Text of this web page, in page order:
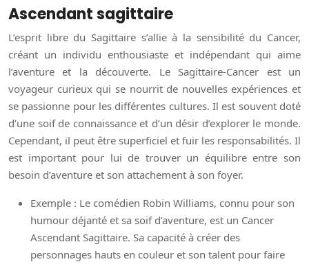
Ascendant sagittaire
L’esprit libre du Sagittaire s’allie à la sensibilité du Cancer,
créant un individu enthousiaste et indépendant qui aime
l’aventure et la découverte. Le Sagittaire-Cancer est un
voyageur curieux qui se nourrit de nouvelles expériences et
se passionne pour les différentes cultures. Il est souvent doté
d’une soif de connaissance et d’un désir d’explorer le monde.
Cependant, il peut être superficiel et fuir les responsabilités. Il
est important pour lui de trouver un équilibre entre son
besoin d’aventure et son attachement à son foyer.
Exemple : Le comédien Robin Williams, connu pour son
humour déjanté et sa soif d’aventure, est un Cancer
Ascendant Sagittaire. Sa capacité à créer des
personnages hauts en couleur et son talent pour faire